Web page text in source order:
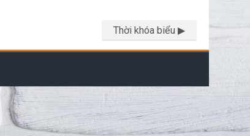
Thời khóa biểu ▶︎